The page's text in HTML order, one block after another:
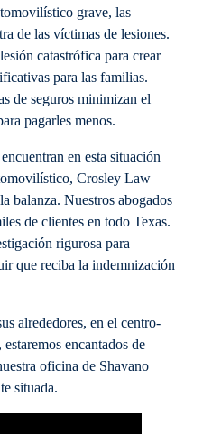
grave, las
de las víctimas de lesiones.
catastrófica para crear
para las familias.
de seguros minimizan el
pagarles menos.
en esta situación
Crosley Law
balanza. Nuestros abogados
de clientes en todo Texas.
rigurosa para
que reciba la indemnización
alrededores, en el centro-
encantados de
oficina de Shavano
situada.